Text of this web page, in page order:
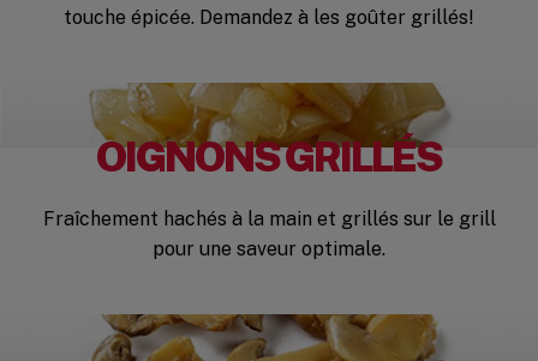
touche épicée. Demandez à les goûter grillés!
OIGNONS GRILLÉS
Fraîchement hachés à la main et grillés sur le grill
pour une saveur optimale.